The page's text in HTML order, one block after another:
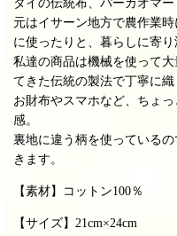
元はイサーン地方で農作業
に使ったりと、暮らしに寄
私達の商品は機械を使って
てきた伝統の製法で丁寧に織
お財布やスマホなど、ちょ
感。
裏地に違う柄を使っている
きます。
【素材】 コットン100％
【サイズ】 21cm×24cm